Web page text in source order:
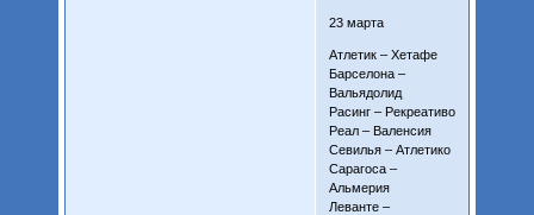
23 марта
Атлетик – Хетафе
Барселона –
Вальядолид
Расинг – Рекреативо
Реал – Валенсия
Севилья – Атлетико
Сарагоса –
Альмерия
Леванте –